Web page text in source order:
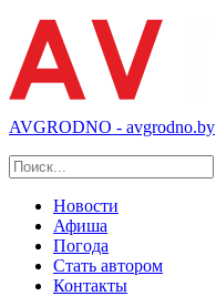
AVGRODNO - avgrodno.by
Новости
Афиша
Погода
Стать автором
Контакты